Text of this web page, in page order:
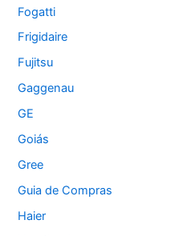
Fogatti
Frigidaire
Fujitsu
Gaggenau
GE
Goiás
Gree
Guia de Compras
Haier